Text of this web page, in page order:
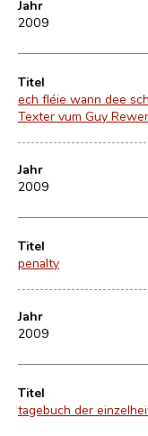
Jahr
2009
Titel
ech fléie wann dee
Texter vum Guy
Jahr
2009
Titel
penalty
Jahr
2009
Titel
tagebuch der